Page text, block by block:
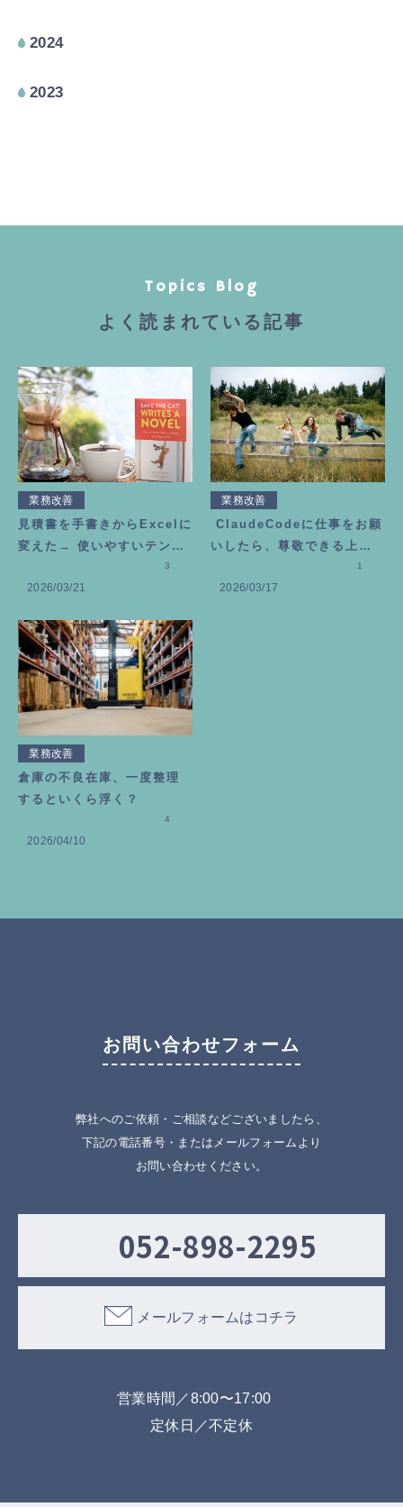
2024
2023
Topics Blog
よく読まれている記事
業務改善
見積書を手書きからExcelに
変えた→ 使いやすいテンプ
2026/03/21
3
業務改善
ClaudeCodeに仕事をお願
いしたら、尊敬できる上司
2026/03/17
1
業務改善
倉庫の不良在庫、一度整理
するといくら浮く？
2026/04/10
4
お問い合わせフォーム
弊社へのご依頼・ご相談などございましたら、
下記の電話番号・またはメールフォームより
お問い合わせください。
052-898-2295
メールフォームはコチラ
営業時間／8:00〜17:00
定休日／不定休